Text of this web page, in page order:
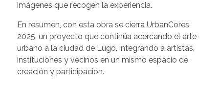
imágenes que recogen la experiencia.
En resumen, con esta obra se cierra UrbanCores
2025, un proyecto que continúa acercando el arte
urbano a la ciudad de Lugo, integrando a artistas,
instituciones y vecinos en un mismo espacio de
creación y participación.